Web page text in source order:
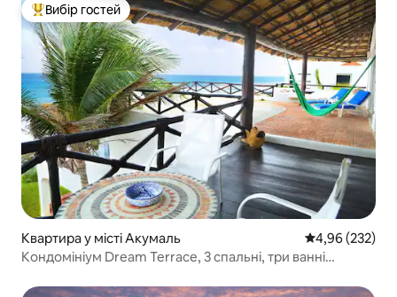
Топ вибір гостей
Вибір гостей
Квартира у місті Акумаль Середня
4,96 (232)
Кондомініум Dream Terrace, 3 спальні, три ванні